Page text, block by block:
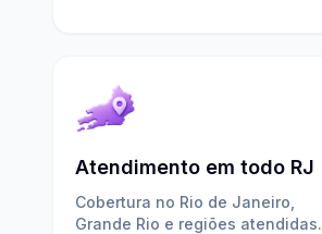
Atendimento em todo RJ
Cobertura no Rio de Janeiro,
Grande Rio e regiões atendidas.